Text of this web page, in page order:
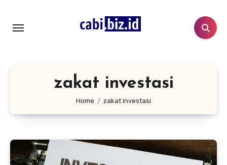
konten
zakat investasi
Home zakat investasi